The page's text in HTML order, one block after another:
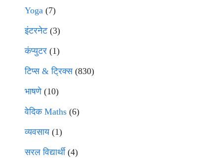
Yoga (7)
इंटरनेट(3)
कंप्युटर (1)
टिप्स & ट्रिक्स(830)
भाषणे(10)
वेदिक Maths (6)
व्यवसाय(1)
सरल विद्यार्थी(4)